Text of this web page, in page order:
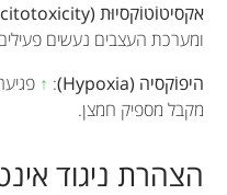
אקסיטוֹטוֹקסיוּת (Excitotoxicity)
ומערכת העצבים נעשים
היפוֹקסיה (Hypoxia)
:
↑
מקבל מספיק חמצן.
הצהרת ניגוד